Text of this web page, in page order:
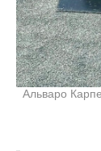
Альваро